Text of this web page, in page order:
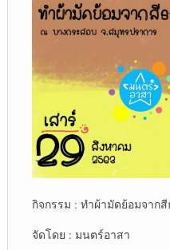
กิจกรรม : ทำผ้ามัดย้อมจาก
จัดโดย : มนตร์อาสา